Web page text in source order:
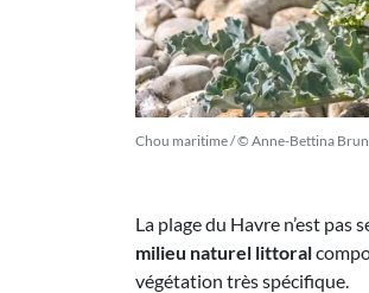
Chou maritime / © Anne-Bettina
La plage du Havre n’est pas
milieu naturel littoral
végétation très spécifique.